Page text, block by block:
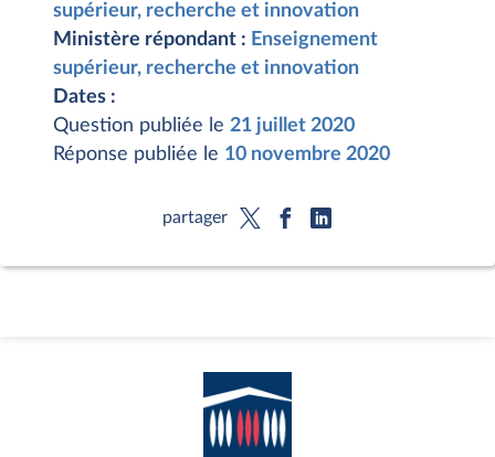
supérieur, recherche et innovation
Ministère répondant : Enseignement
supérieur, recherche et innovation
Dates :
Question publiée le 21 juillet 2020
Réponse publiée le 10 novembre 2020
partager